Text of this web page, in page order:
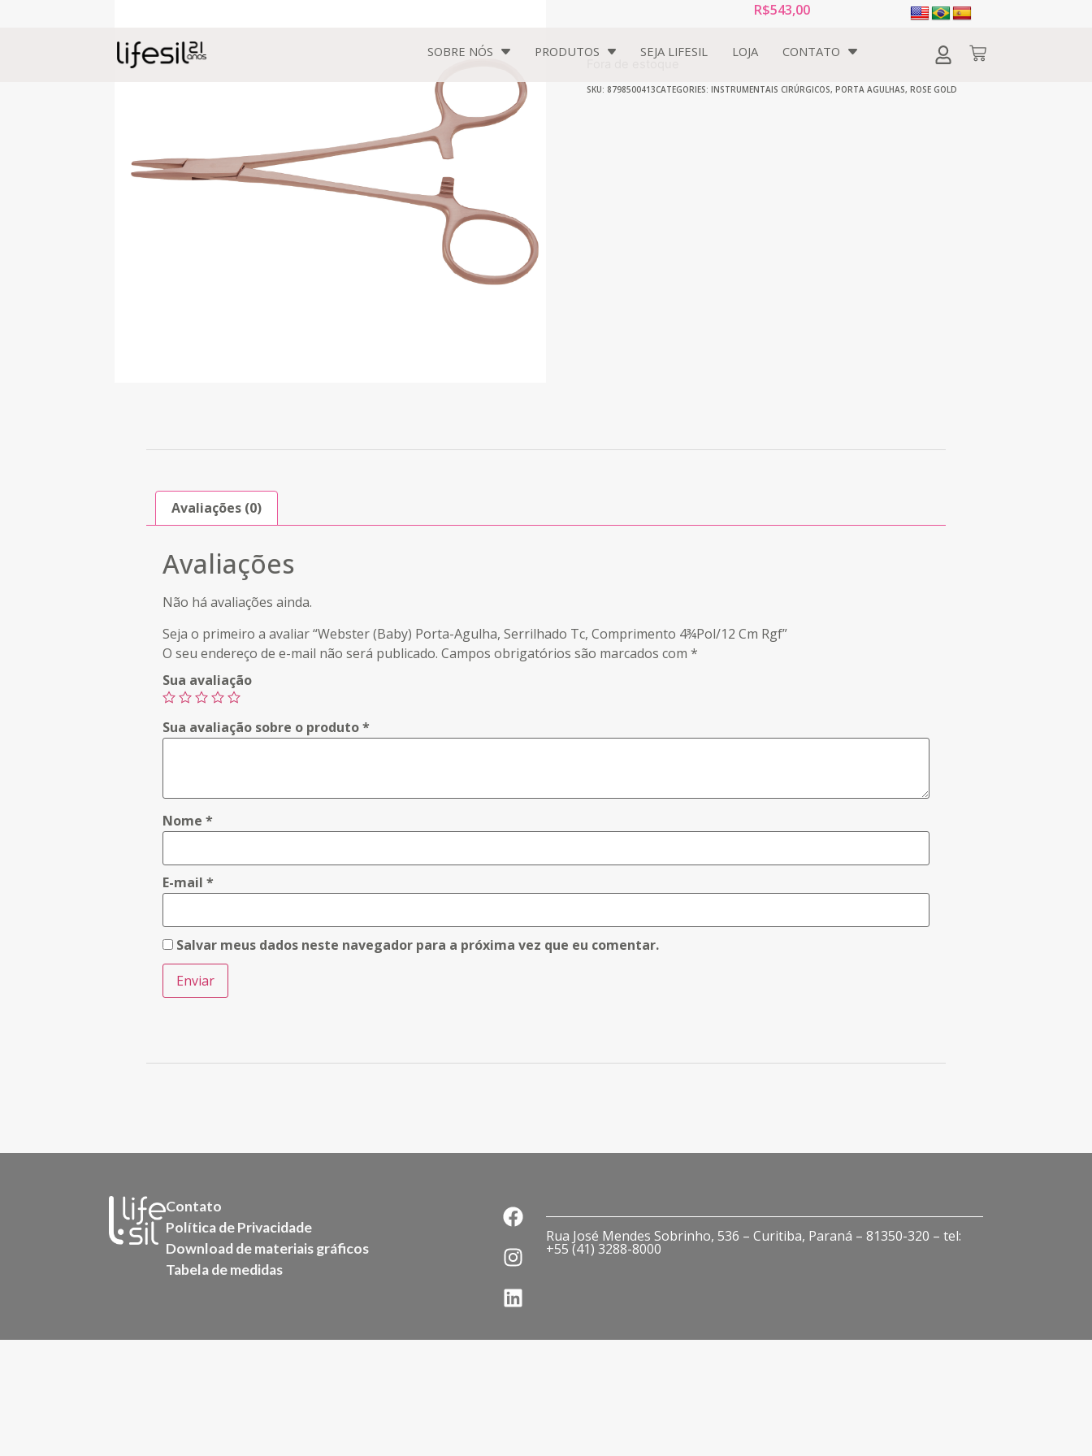
SOBRE NÓS PRODUTOS SEJA LIFESIL LOJA CONTATO
R$543,00
SKU: 8798500413CATEGORIES: INSTRUMENTAIS CIRÚRGICOS, PORTA AGULHAS, ROSE GOLD
Avaliações (0)
Avaliações
Não há avaliações ainda.
Seja o primeiro a avaliar “Webster (Baby) Porta-Agulha, Serrilhado Tc, Comprimento 4¾Pol/12 Cm Rgf”
O seu endereço de e-mail não será publicado. Campos obrigatórios são marcados com *
Sua avaliação
Sua avaliação sobre o produto*
Nome *
E-mail *
Salvar meus dados neste navegador para a próxima vez que eu comentar.
Contato
Política de Privacidade
Download de materiais gráficos
Tabela de medidas
Rua José Mendes Sobrinho, 536 – Curitiba, Paraná – 81350-320 – tel:
+55 (41) 3288-8000